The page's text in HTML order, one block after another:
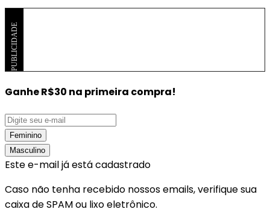
PUBLICIDADE
Ganhe R$30 na primeira compra!
Feminino
Masculino
Este e-mail já está cadastrado
Caso não tenha recebido nossos emails, verifique sua
caixa de SPAM ou lixo eletrônico.